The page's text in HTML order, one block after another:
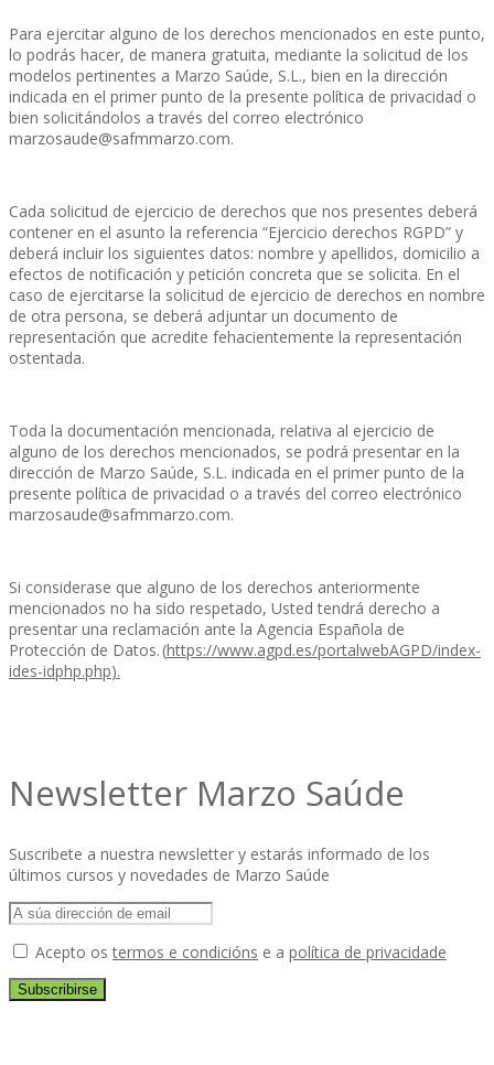
Para ejercitar alguno de los derechos mencionados en este punto,
lo podrás hacer, de manera gratuita, mediante la solicitud de los
modelos pertinentes a Marzo Saúde, S.L., bien en la dirección
indicada en el primer punto de la presente política de privacidad o
bien solicitándolos a través del correo electrónico
marzosaude@safmmarzo.com.
Cada solicitud de ejercicio de derechos que nos presentes deberá
contener en el asunto la referencia “Ejercicio derechos RGPD” y
deberá incluir los siguientes datos: nombre y apellidos, domicilio a
efectos de notificación y petición concreta que se solicita. En el
caso de ejercitarse la solicitud de ejercicio de derechos en nombre
de otra persona, se deberá adjuntar un documento de
representación que acredite fehacientemente la representación
ostentada.
Toda la documentación mencionada, relativa al ejercicio de
alguno de los derechos mencionados, se podrá presentar en la
dirección de Marzo Saúde, S.L. indicada en el primer punto de la
presente política de privacidad o a través del correo electrónico
marzosaude@safmmarzo.com.
Si considerase que alguno de los derechos anteriormente
mencionados no ha sido respetado, Usted tendrá derecho a
presentar una reclamación ante la Agencia Española de
Protección de Datos. (https://www.agpd.es/portalwebAGPD/index-
ides-idphp.php).
Newsletter Marzo Saúde
Suscribete a nuestra newsletter y estarás informado de los
últimos cursos y novedades de Marzo Saúde
Acepto ostermos e condicións e a política de privacidade